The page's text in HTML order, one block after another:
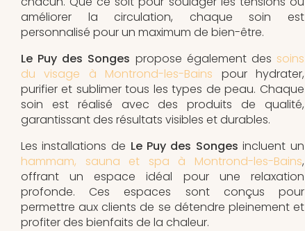
améliorer la circulation, chaque soin est
personnalisé pour un maximum de bien-être.
Le Puy des Songes propose également des soins
du visage à Montrond-les-Bains pour hydrater,
purifier et sublimer tous les types de peau. Chaque
soin est réalisé avec des produits de qualité,
garantissant des résultats visibles et durables.
Les installations de Le Puy des Songes incluent un
hammam, sauna et spa à Montrond-les-Bains,
offrant un espace idéal pour une relaxation
profonde. Ces espaces sont conçus pour
permettre aux clients de se détendre pleinement et
profiter des bienfaits de la chaleur.